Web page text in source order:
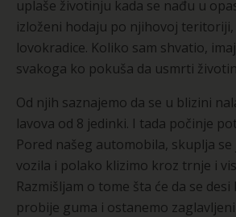
uplaše životinju kada se nađu u
izloženi hodaju po njihovoj teritoriji,
lovokradice. Koliko sam shvatio,
svakoga ko pokuša da usmrti
Od njih saznajemo da se u blizini
lavova od 8 jedinki. I tada počinje
Pored našeg automobila, skuplja
vozila i polako klizimo kroz trnje i
Razmišljam o tome šta će da se desi
probije guma i ostanemo